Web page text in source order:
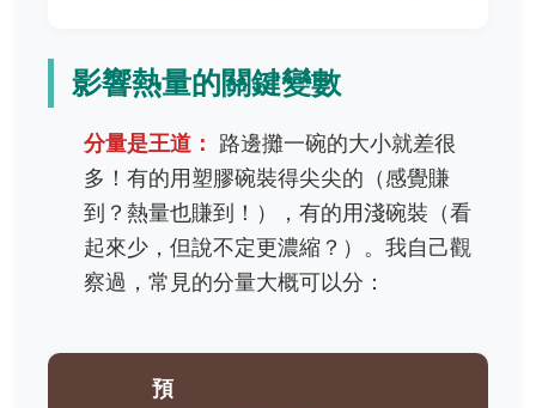
影響熱量的關鍵變數
分量是王道：
路邊攤一碗的大小就差很
多！有的用塑膠碗裝得尖尖的（感覺賺
到？熱量也賺到！），有的用淺碗裝（看
起來少，但說不定更濃縮？）。我自己觀
察過，常見的分量大概可以分：
預